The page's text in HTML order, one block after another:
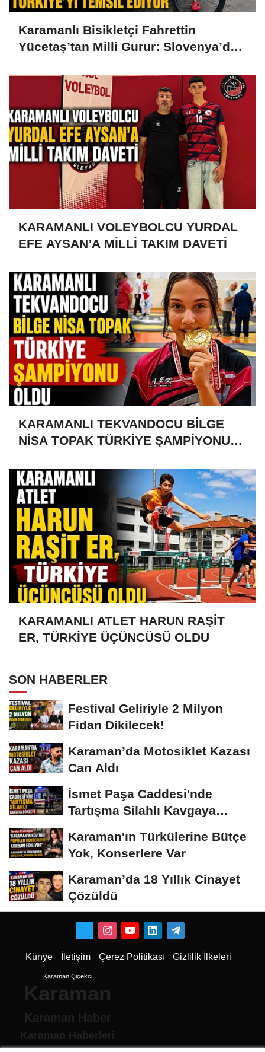
Karamanlı Bisikletçi Fahrettin
Yücetaş’tan Milli Gurur: Slovenya’da
KARAMANLI VOLEYBOLCU YURDAL
EFE AYSAN’A MİLLİ TAKIM DAVETİ
KARAMANLI TEKVANDOCU BİLGE
NİSA TOPAK TÜRKİYE ŞAMPİYONU
KARAMANLI ATLET HARUN RAŞİT
ER, TÜRKİYE ÜÇÜNCÜSÜ OLDU
SON HABERLER
Festival Geliriyle 2 Milyon
Fidan Dikilecek!
Karaman’da Motosiklet Kazası
Can Aldı
İsmet Paşa Caddesi'nde
Tartışma Silahlı Kavgaya
Karaman'ın Türkülerine Bütçe
Yok, Konserlere Var
Karaman’da 18 Yıllık Cinayet
Çözüldü
Künye İletişim Çerez Politikası Gizlilik İlkeleri
Karaman Çiçekci
Karaman
Karaman Haber
Karaman Haberleri